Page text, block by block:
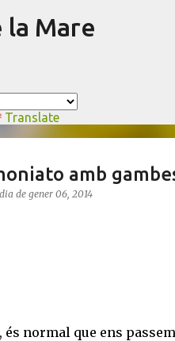
la Mare
Translate
amb
de gener 06, 2014
és normal que ens